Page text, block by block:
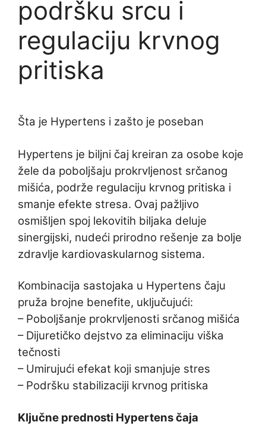
podršku srcu i
regulaciju krvnog
pritiska
Šta je Hypertens i zašto je poseban
Hypertens je biljni čaj kreiran za osobe koje
žele da poboljšaju prokrvljenost srčanog
mišića, podrže regulaciju krvnog pritiska i
smanje efekte stresa. Ovaj pažljivo
osmišljen spoj lekovitih biljaka deluje
sinergijski, nudeći prirodno rešenje za bolje
zdravlje kardiovaskularnog sistema.
Kombinacija sastojaka u Hypertens čaju
pruža brojne benefite, uključujući:
– Poboljšanje prokrvljenosti srčanog mišića
– Dijuretičko dejstvo za eliminaciju viška
tečnosti
– Umirujući efekat koji smanjuje stres
– Podršku stabilizaciji krvnog pritiska
Ključne prednosti Hypertens čaja